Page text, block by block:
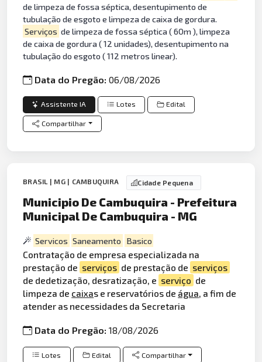
de limpeza de fossa séptica, desentupimento de
tubulação de esgoto e limpeza de caixa de gordura.
Serviços de limpeza de fossa séptica ( 60m ), limpeza
de caixa de gordura ( 12 unidades), desentupimento na
tubulação do esgoto ( 112 metros linear).
Data do Pregão:06/08/2026
Assistente IA Lotes Edital
Compartilhar
BRASIL | MG | CAMBUQUIRA Cidade Pequena
Municipio De Cambuquira - Prefeitura
Municipal De Cambuquira - MG
Servicos Saneamento Basico
Contratação de empresa especializada na
prestação de serviços de prestação de serviços
de dedetização, desratização, e serviço de
limpeza de caixas e reservatórios de água, a fim de
atender as necessidades da Secretaria
Data do Pregão:18/08/2026
Lotes Edital Compartilhar